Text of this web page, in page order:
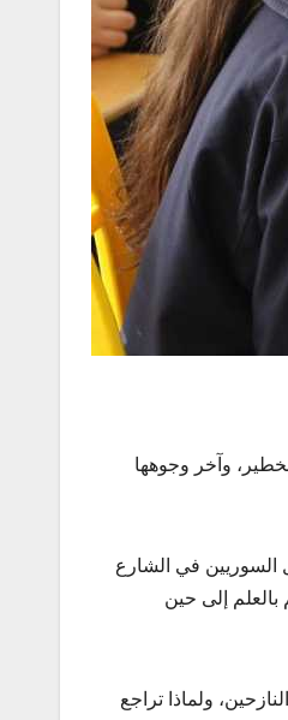
وآخر وجوهها
السوريين في الشارع
إلى حين
ولماذا تراجع